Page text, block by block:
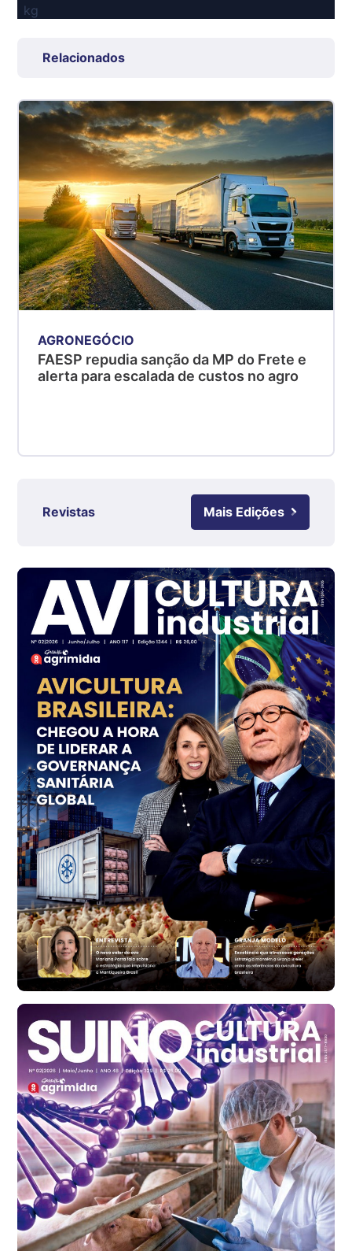
kg
Grande São Paulo (SP)
Suíno - Estadual
R$ 5,08
kg
Suíno - Estadual
MG
R$ 5,07
kg
Suíno - Estadual
PR
Suíno - Estadual
SC
R$ 142,62
Ovo Branco - Regional
Branco
R$ 144,99
cx
Ovo Vermelho - Regional
Grande São Paulo (SP)
R$ 153,38
cx
Ovo Vermelho - Regional
Vermelho
R$ 156,33
cx
Ovo Branco - Regional
Bastos (SP)
R$ 134,40
cx
Ovo Vermelho - Regional
Bastos (SP)
R$ 146,71
cx
Frango - Indicador
SP
R$ 7,13
kg
Frango - Indicador
SP
R$ 7,15
kg
Trigo Atacado - Regional
PR
R$ 1.417,12
t
Relacionados
AGRONEGÓCIO
FAESP repudia sanção da MP do Frete e
alerta para escalada de custos no agro
Revistas Mais Edições